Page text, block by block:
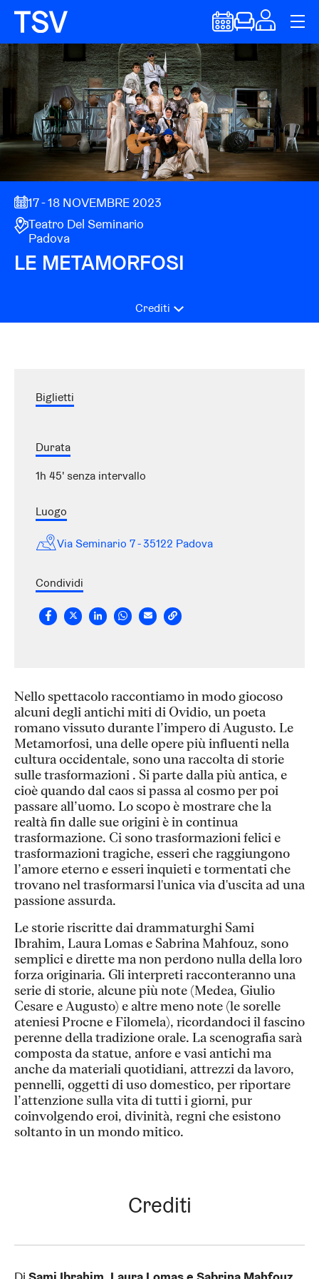
17 - 18 NOVEMBRE 2023
Teatro Del Seminario
Padova
LE METAMORFOSI
Crediti
Biglietti
Durata
1h 45' senza intervallo
Luogo
Via Seminario 7 - 35122 Padova
Condividi
Nello spettacolo raccontiamo in modo giocoso
alcuni degli antichi miti di Ovidio, un poeta
romano vissuto durante l’impero di Augusto. Le
Metamorfosi, una delle opere più influenti nella
cultura occidentale, sono una raccolta di storie
sulle trasformazioni . Si parte dalla più antica, e
cioè quando dal caos si passa al cosmo per poi
passare all’uomo. Lo scopo è mostrare che la
realtà fin dalle sue origini è in continua
trasformazione. Ci sono trasformazioni felici e
trasformazioni tragiche, esseri che raggiungono
l’amore eterno e esseri inquieti e tormentati che
trovano nel trasformarsi l'unica via d'uscita ad una
passione assurda.
Le storie riscritte dai drammaturghi Sami
Ibrahim, Laura Lomas e Sabrina Mahfouz, sono
semplici e dirette ma non perdono nulla della loro
forza originaria. Gli interpreti racconteranno una
serie di storie, alcune più note (Medea, Giulio
Cesare e Augusto) e altre meno note (le sorelle
ateniesi Procne e Filomela), ricordandoci il fascino
perenne della tradizione orale. La scenografia sarà
composta da statue, anfore e vasi antichi ma
anche da materiali quotidiani, attrezzi da lavoro,
pennelli, oggetti di uso domestico, per riportare
l’attenzione sulla vita di tutti i giorni, pur
coinvolgendo eroi, divinità, regni che esistono
soltanto in un mondo mitico.
Crediti